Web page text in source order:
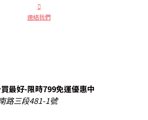
連絡我們
最好-限時799免運優惠中
路三段481-1號